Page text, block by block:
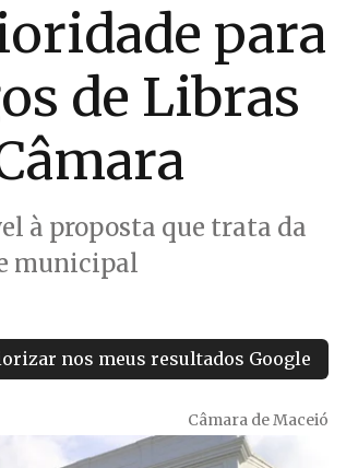
para
de Libras
à proposta que trata da
municipal
nos meus resultados Google
Câmara de Maceió